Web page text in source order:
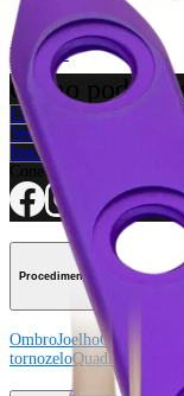
Produto
Como
Contacte um
Veja eventos,
Inscreva-se para
Conecte-se conosco
Procedimento
OmbroJoelhoCotovelo
tornozeloQuadril